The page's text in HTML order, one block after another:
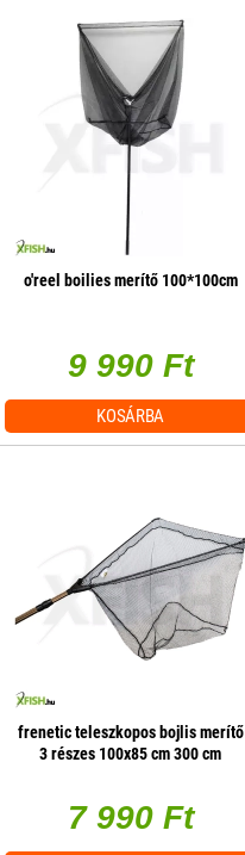
o'reel boilies merítő 100*100cm
9 990 Ft
KOSÁRBA
frenetic teleszkopos bojlis merítő
3 részes 100x85 cm 300 cm
7 990 Ft